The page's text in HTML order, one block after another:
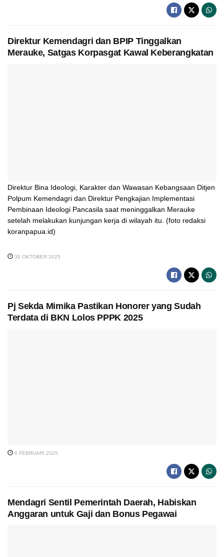
Direktur Kemendagri dan BPIP Tinggalkan
Merauke, Satgas Korpasgat Kawal Keberangkatan
Direktur Bina Ideologi, Karakter dan Wawasan Kebangsaan Ditjen
Polpum Kemendagri dan Direktur Pengkajian Implementasi
Pembinaan Ideologi Pancasila saat meninggalkan Merauke
setelah melakukan kunjungan kerja di wilayah itu. (foto redaksi
koranpapua.id)
30 OKTOBER 2025
Pj Sekda Mimika Pastikan Honorer yang Sudah
Terdata di BKN Lolos PPPK 2025
6 FEBRUARI 2025
Mendagri Sentil Pemerintah Daerah, Habiskan
Anggaran untuk Gaji dan Bonus Pegawai